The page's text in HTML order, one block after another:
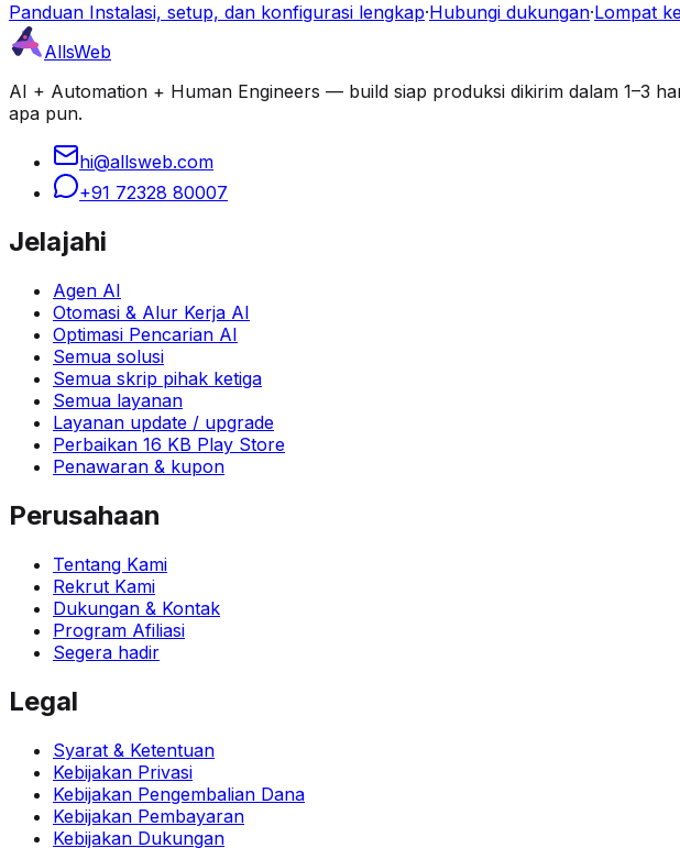
Panduan Instalasi, setup, dan konfigurasi lengkap·Hubungi dukungan·Lompat
AllsWeb
AI + Automation + Human Engineers — build siap produksi dikirim dalam 1–3
apa pun.
hi@allsweb.com
+91 72328 80007
Jelajahi
Agen AI
Otomasi & Alur Kerja AI
Optimasi Pencarian AI
Semua solusi
Semua skrip pihak ketiga
Semua layanan
Layanan update / upgrade
Perbaikan 16 KB Play Store
Penawaran & kupon
Perusahaan
Tentang Kami
Rekrut Kami
Dukungan & Kontak
Program Afiliasi
Segera hadir
Legal
Syarat & Ketentuan
Kebijakan Privasi
Kebijakan Pengembalian Dana
Kebijakan Pembayaran
Kebijakan Dukungan